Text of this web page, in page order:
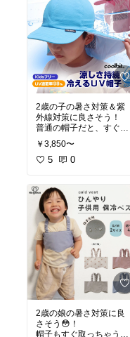
他のビジーボードはマジ
ックテープが多めだった
けど、貼って剥がす以外
にもいろんな動作が楽し
めて手先が器用になりそ
うだなと感じました🙆
旅行や帰省のときのおも
ちゃに最適✨
#お買い物メモ＃モンテ
ッソーリ教育＃ビジーボ
ード＃2歳3ヶ月
2歳の子の暑さ対策＆紫
外線対策に良さそう！
普通の帽子だと、すぐに
取っちゃうんだけど、
この帽子なら、水に濡ら
して冷たいから被ってて
ただ、2歳半には少し大
きのかな🤔
おすすめの年齢は、3-10
歳だそうです🙆
#夏 #暑さ対策
#紫外線対
策#キッズ帽子
￥3,850〜
5 0
2歳の娘の暑さ対策に良
さそう😳！
帽子もすぐ取っちゃう